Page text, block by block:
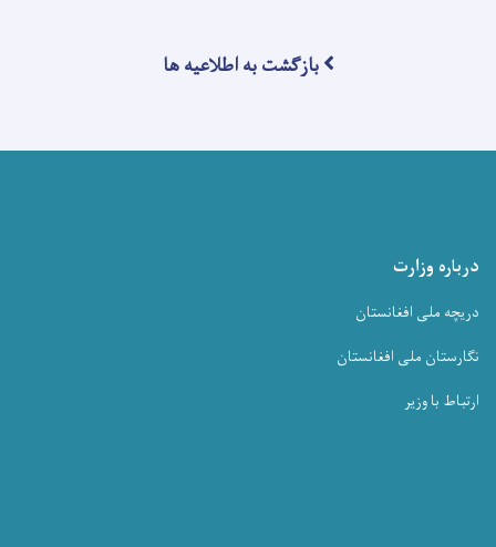
بازگشت به اطلاعیه ها
درباره وزارت
دریچه ملی افغانستان
نگارستان ملی افغانستان
ارتباط با وزیر